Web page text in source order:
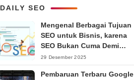
DAILY SEO
Mengenal Berbagai Tujuan
SEO untuk Bisnis, karena
SEO Bukan Cuma Demi
Ranking
29 Desember 2025
Pembaruan Terbaru Google